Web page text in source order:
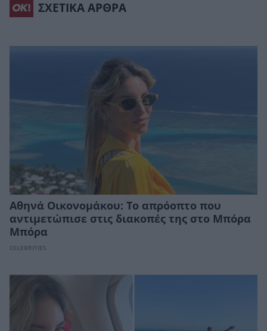
ΣΧΕΤΙΚΑ ΑΡΘΡΑ
Αθηνά Οικονομάκου: Το απρόοπτο που
αντιμετώπισε στις διακοπές της στο Μπόρα
Μπόρα
CELEBRITIES